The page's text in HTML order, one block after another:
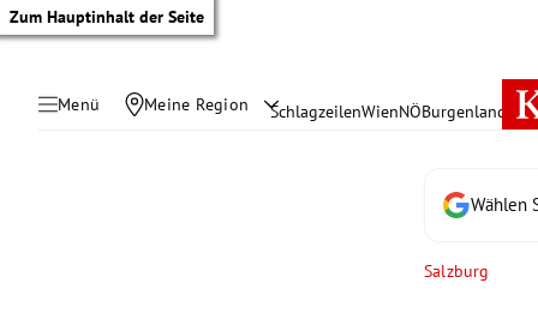
Zum Hauptinhalt der Seite
Menü Meine Region SchlagzeilenWienNÖBurgenland
Wählen
Salzburg